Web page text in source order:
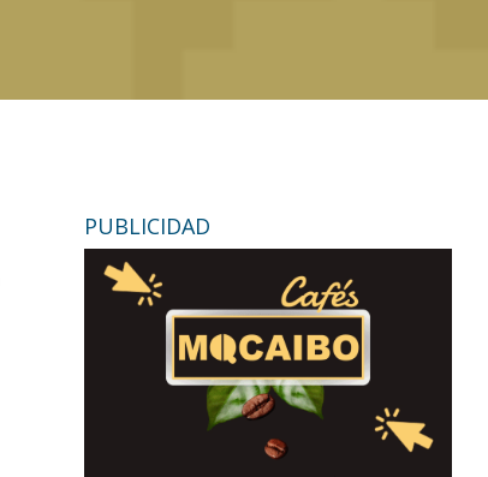
PUBLICIDAD